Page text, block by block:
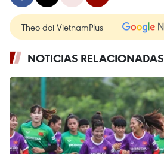
Theo dõi VietnamPlus
NOTICIAS RELACIONADAS